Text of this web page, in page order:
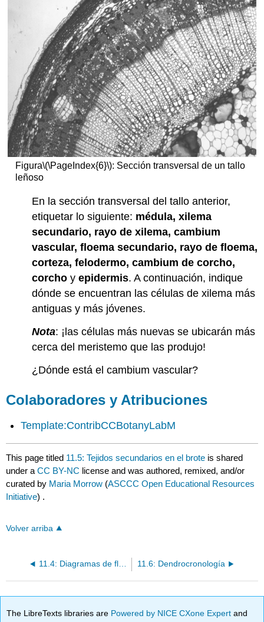
Figura\(\PageIndex{6}\): Sección transversal de un tallo
leñoso
En la sección transversal del tallo anterior,
etiquetar lo siguiente: médula, xilema
secundario, rayo de xilema, cambium
vascular, floema secundario, rayo de floema,
corteza, felodermo, cambium de corcho,
corcho yepidermis. A continuación, indique
dónde se encuentran las células de xilema más
antiguas y más jóvenes.
Nota: ¡las células más nuevas se ubicarán más
cerca del meristemo que las produjo!
¿Dónde está el cambium vascular?
Colaboradores y Atribuciones
Template:ContribCCBotanyLabM
This page titled 11.5: Tejidos secundarios en el brote is shared
under aCC BY-NC license and was authored, remixed, and/or
curated by Maria Morrow (ASCCC Open Educational Resources
Initiative) .
Volver arriba
11.6: Dendrocronología
The LibreTexts libraries are Powered by NICE CXone Expertand